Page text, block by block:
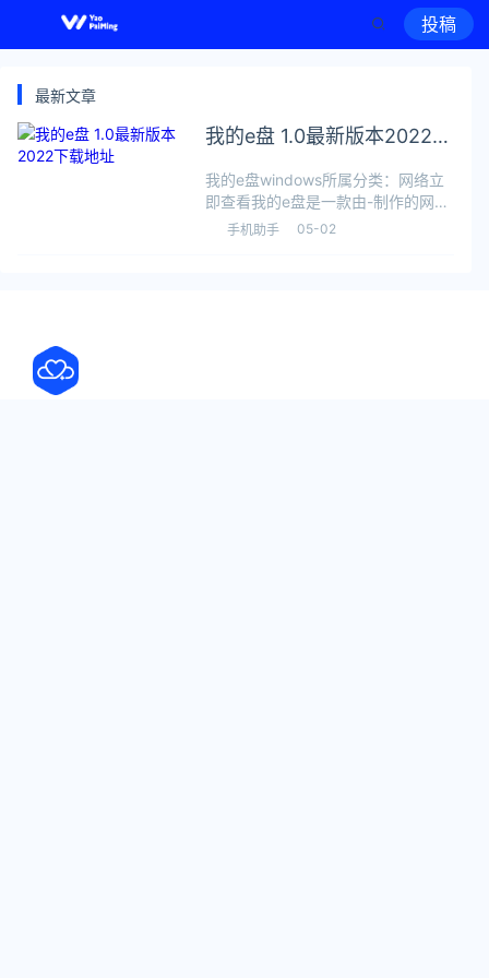
投稿
最新文章
我的e盘 1.0最新版本2022下
我的e盘windows所属分类：网络立
即查看我的e盘是一款由-制作的网络
软件，极速下载站（yaorank.com）
手机助手 05-02